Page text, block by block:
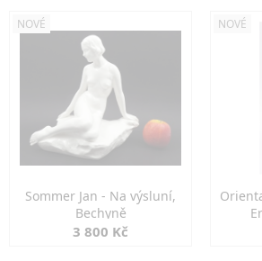
NOVÉ
Sommer Jan - Na výsluní,
Bechyně
3 800 Kč
NOVÉ